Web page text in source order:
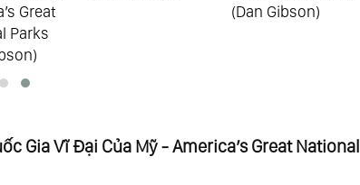
Naturally (Dan
Gia Vĩ Đại Của Mỹ - America’s Great National